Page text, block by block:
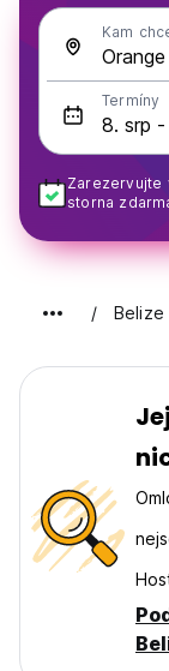
Kam
Termíny
Zarezervujte
storna
Belize